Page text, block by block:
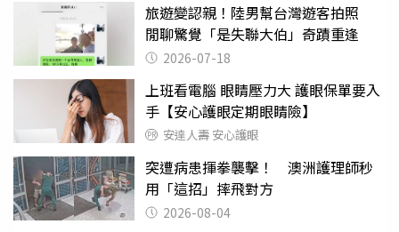
旅遊變認親！陸男幫台灣遊客拍照
閒聊驚覺「是失聯大伯」奇蹟重逢
2026-07-18
上班看電腦 眼睛壓力大 護眼保單要入
手【安心護眼定期眼睛險】
安達人壽 安心護眼
突遭病患揮拳襲擊！ 澳洲護理師秒
用「這招」摔飛對方
2026-08-04